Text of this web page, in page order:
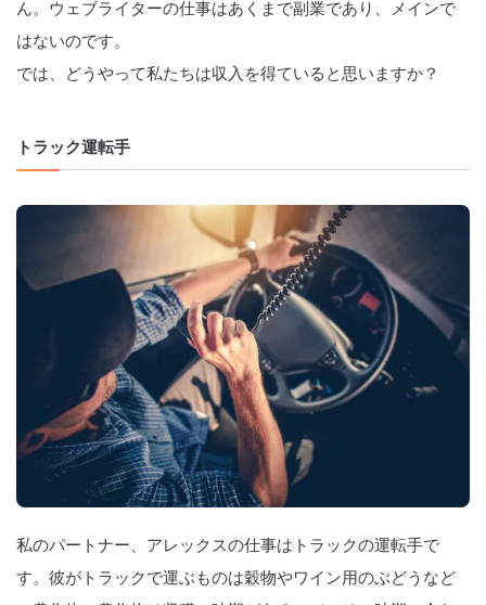
ん。ウェブライターの仕事はあくまで副業であり、メインで
はないのです。
では、どうやって私たちは収入を得ていると思いますか？
トラック運転手
私のパートナー、アレックスの仕事はトラックの運転手で
す。彼がトラックで運ぶものは穀物やワイン用のぶどうなど